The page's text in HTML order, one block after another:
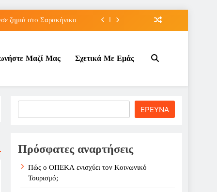
ζημιά στο Σαρακήνικο
πετρελαίου στο ;
ζημιά στο Σαρακήνικο
της για την καριέρα;
Μαζί Μας Σχετικά Με Εμάς
ΕΡΕΥΝΑ
Πρόσφατες αναρτήσεις
Πώς ο ΟΠΕΚΑ ενισχύει τον Κοινωνικό
Τουρισμό;